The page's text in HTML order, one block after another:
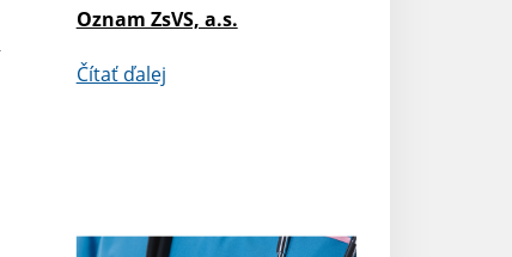
Oznam ZsVS, a.s.
Čítať ďalej